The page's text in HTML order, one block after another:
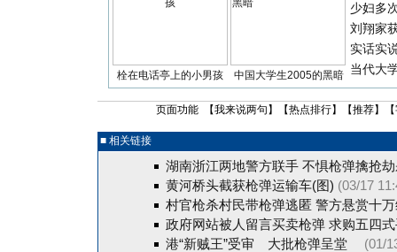
栓在电话亭上的小男孩 中国大学生2005的黑暗
少妇多
刘翔家
实话实
当代大
页面功能 【我来说两句 】【热点排行】【推荐】【
■ 相关链接
湖南浙江两地警方联手 不惧枪弹擒抢
黄河桥头截获枪弹运输车(图) (03/17
村官枪杀村民带枪弹逃匿 警方悬赏十
政府网站被人留言买卖枪弹 求购五四
港“新贼王”受审 大批枪弹呈堂 (01/